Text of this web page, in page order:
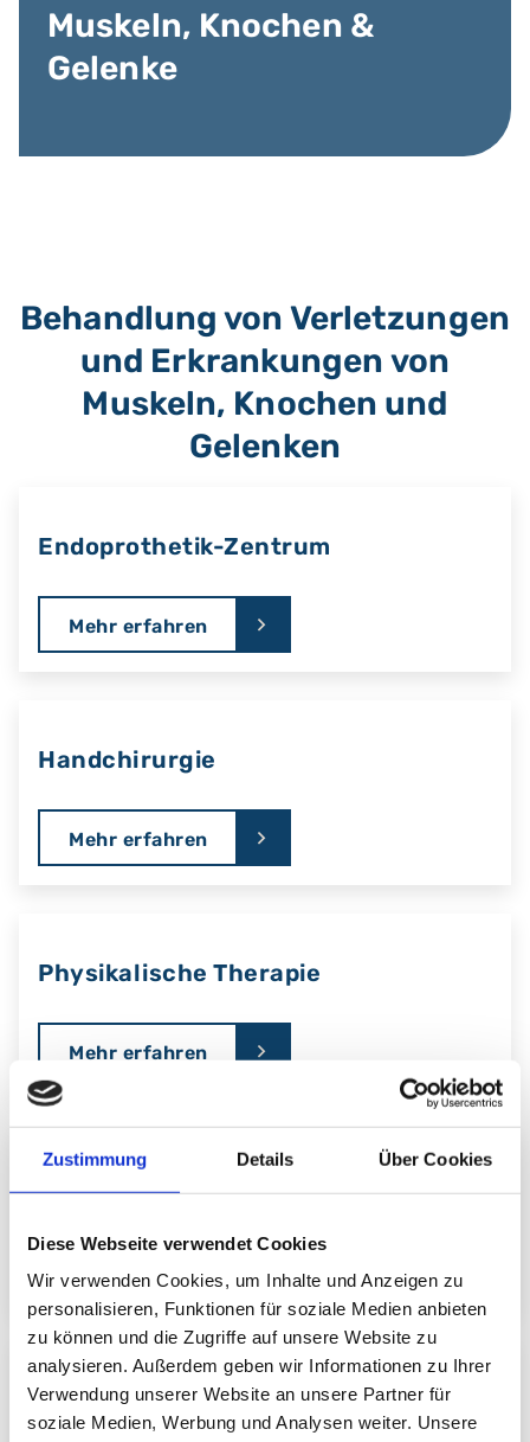
Zustimmung Details Über Cookies
Diese Webseite verwendet Cookies
Wir verwenden Cookies, um Inhalte und Anzeigen zu
personalisieren, Funktionen für soziale Medien anbieten
zu können und die Zugriffe auf unsere Website zu
analysieren. Außerdem geben wir Informationen zu Ihrer
Verwendung unserer Website an unsere Partner für
soziale Medien, Werbung und Analysen weiter. Unsere
Muskeln, Knochen &
Gelenke
Behandlung von Verletzungen
und Erkrankungen von
Muskeln, Knochen und
Gelenken
Endoprothetik-Zentrum
Mehr erfahren
Handchirurgie
Mehr erfahren
Physikalische Therapie
Mehr erfahren
Rheumatologie
Sportmedizin